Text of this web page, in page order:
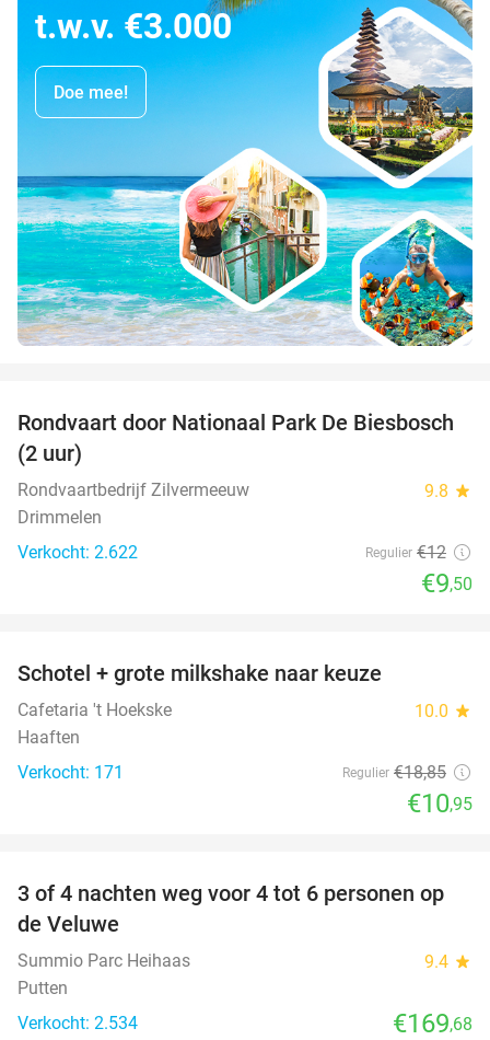
t.w.v. €3.000
Doe mee!
21%
Rondvaart door Nationaal Park De Biesbosch
(2 uur)
Rondvaartbedrijf Zilvermeeuw 9.8 star
Drimmelen
Verkocht: 2.622
Regulier €12
€9,50
Schotel + grote milkshake naar keuze
Cafetaria 't Hoekske 10.0 star
Haaften
Verkocht: 171
Regulier €18,85
€10,95
3 of 4 nachten weg voor 4 tot 6 personen op
de Veluwe
Summio Parc Heihaas 9.4 star
Putten
Verkocht: 2.534
€169,68